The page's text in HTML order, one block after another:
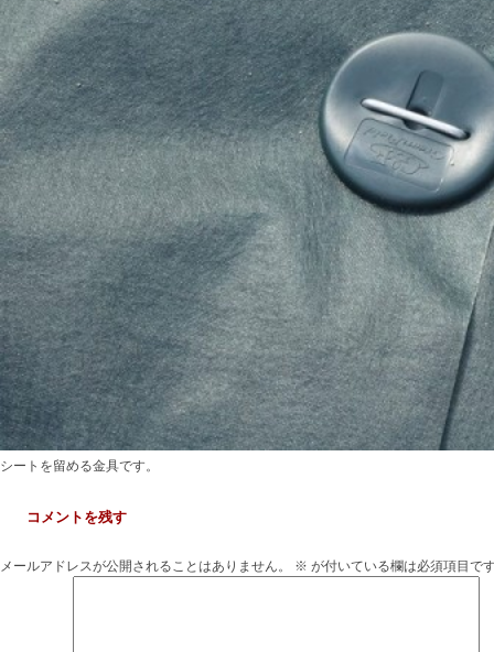
シートを留める金具です。
コメントを残す
メールアドレスが公開されることはありません。 ※ が付いている欄は必須項目で